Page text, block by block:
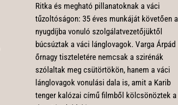
Ritka és megható pillanatoknak a váci
tűzoltóságon: 35 éves munkáját követően a
nyugdíjba vonuló szolgálatvezetőjüktől
búcsúztak a váci lánglovagok. Varga Árpád
őrnagy tiszteletére nemcsak a szirénák
szólaltak meg csütörtökön, hanem a váci
lánglovagok vonulási dala is, amit a Karib
tenger kalózai című filmből kölcsönöztek a